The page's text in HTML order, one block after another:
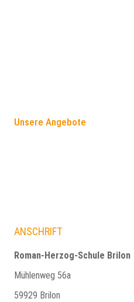
Unsere Angebote
ANSCHRIFT
Roman-Herzog-Schule Brilon
Mühlenweg 56a
59929 Brilon